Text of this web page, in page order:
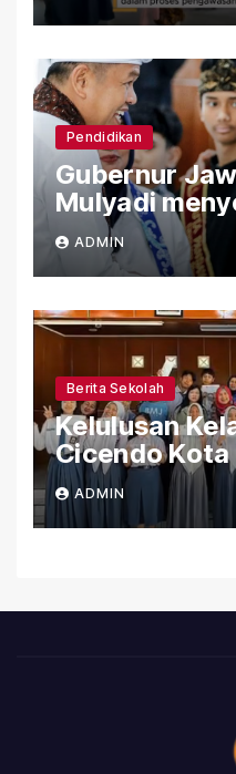
Pendidikan
Gubernur
Mulyadi
Bantuan
SLBN
ADMIN
Berita Sekolah
Kelulusan
Cicendo
ADMIN